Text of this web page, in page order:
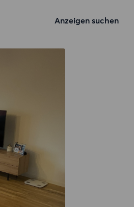
Anzeigen suchen